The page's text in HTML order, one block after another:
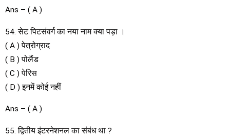
Ans – ( A )
54. सेट पिटसंवर्ग का नया नाम क्या पड़ा ।
( A ) पेत्रोग्राद
( B ) पोलैंड
( C ) पेरिस
( D ) इनमें कोई नहीं
Ans – ( A )
55. द्वितीय इंटरनेशनल का संबंध था ?